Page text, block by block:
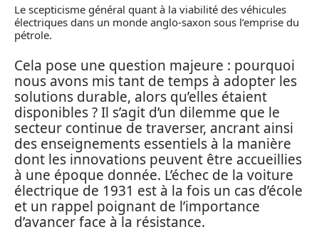
Le scepticisme général quant à la viabilité des véhicules
électriques dans un monde anglo-saxon sous l’emprise du
pétrole.
Cela pose une question majeure : pourquoi
nous avons mis tant de temps à adopter les
solutions durable, alors qu’elles étaient
disponibles ? Il s’agit d’un dilemme que le
secteur continue de traverser, ancrant ainsi
des enseignements essentiels à la manière
dont les innovations peuvent être accueillies
à une époque donnée. L’échec de la voiture
électrique de 1931 est à la fois un cas d’école
et un rappel poignant de l’importance
d’avancer face à la résistance.